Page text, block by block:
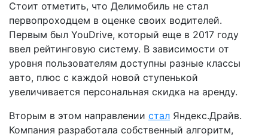
Стоит отметить, что Делимобиль не стал
первопроходцем в оценке своих водителей.
Первым был YouDrive, который еще в 2017 году
ввел рейтинговую систему. В зависимости от
уровня пользователям доступны разные классы
авто, плюс с каждой новой ступенькой
увеличивается персональная скидка на аренду.
Вторым в этом направлении стал Яндекс.Драйв.
Компания разработала собственный алгоритм,